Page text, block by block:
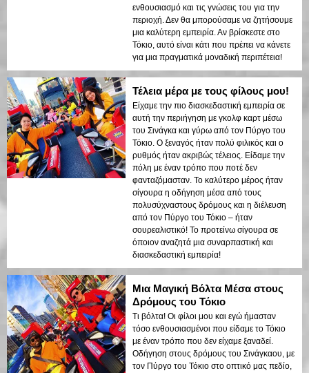
ενθουσιασμό και τις γνώσεις του για την
περιοχή. Δεν θα μπορούσαμε να ζητήσουμε
μια καλύτερη εμπειρία. Αν βρίσκεστε στο
Τόκιο, αυτό είναι κάτι που πρέπει να κάνετε
για μια πραγματικά μοναδική περιπέτεια!
Τέλεια μέρα με τους φίλους μου!
Είχαμε την πιο διασκεδαστική εμπειρία σε
αυτή την περιήγηση με γκολφ καρτ μέσω
του Σινάγκα και γύρω από τον Πύργο του
Τόκιο. Ο ξεναγός ήταν πολύ φιλικός και ο
ρυθμός ήταν ακριβώς τέλειος. Είδαμε την
πόλη με έναν τρόπο που ποτέ δεν
φανταζόμασταν. Το καλύτερο μέρος ήταν
σίγουρα η οδήγηση μέσα από τους
πολυσύχναστους δρόμους και η διέλευση
από τον Πύργο του Τόκιο – ήταν
σουρεαλιστικό! Το προτείνω σίγουρα σε
όποιον αναζητά μια συναρπαστική και
διασκεδαστική εμπειρία!
Μια Μαγική Βόλτα Μέσα στους
Δρόμους του Τόκιο
Τι βόλτα! Οι φίλοι μου και εγώ ήμασταν
τόσο ενθουσιασμένοι που είδαμε το Τόκιο
με έναν τρόπο που δεν είχαμε ξαναδεί.
Οδήγηση στους δρόμους του Σινάγκαου, με
τον Πύργο του Τόκιο στο οπτικό μας πεδίο,